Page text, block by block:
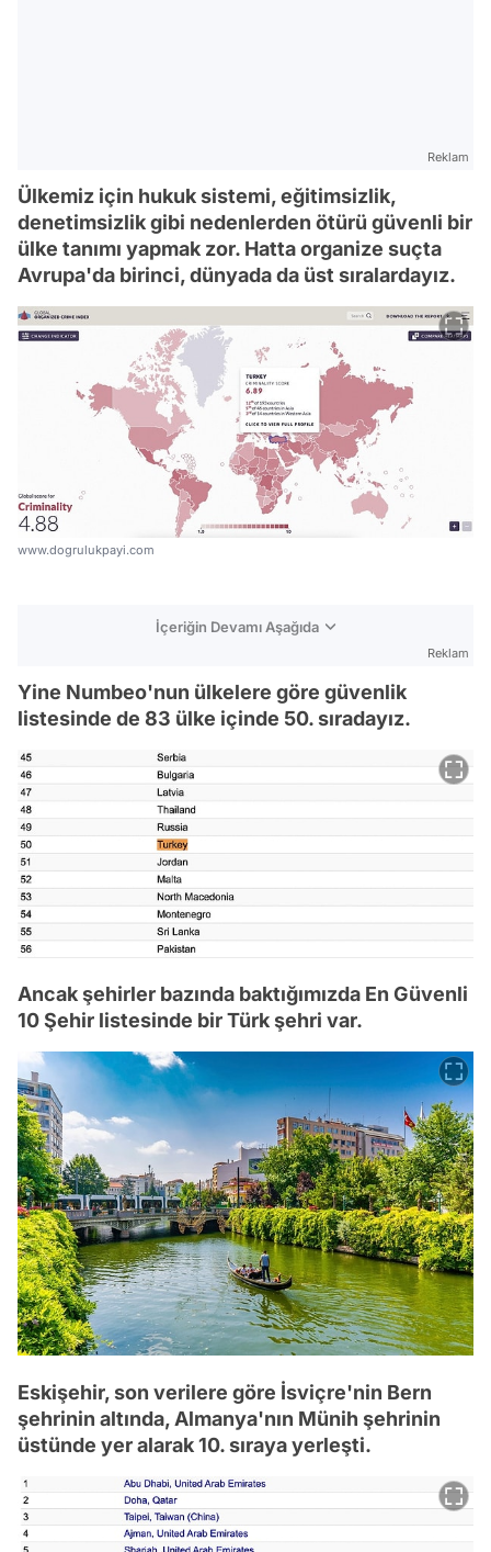
Reklam
Ülkemiz için hukuk sistemi, eğitimsizlik,
denetimsizlik gibi nedenlerden ötürü güvenli bir
ülke tanımı yapmak zor. Hatta organize suçta
Avrupa'da birinci, dünyada da üst sıralardayız.
www.dogrulukpayi.com
İçeriğin Devamı Aşağıda
Reklam
Yine Numbeo'nun ülkelere göre güvenlik
listesinde de 83 ülke içinde 50. sıradayız.
Ancak şehirler bazında baktığımızda En Güvenli
10 Şehir listesinde bir Türk şehri var.
Eskişehir, son verilere göre İsviçre'nin Bern
şehrinin altında, Almanya'nın Münih şehrinin
üstünde yer alarak 10. sıraya yerleşti.